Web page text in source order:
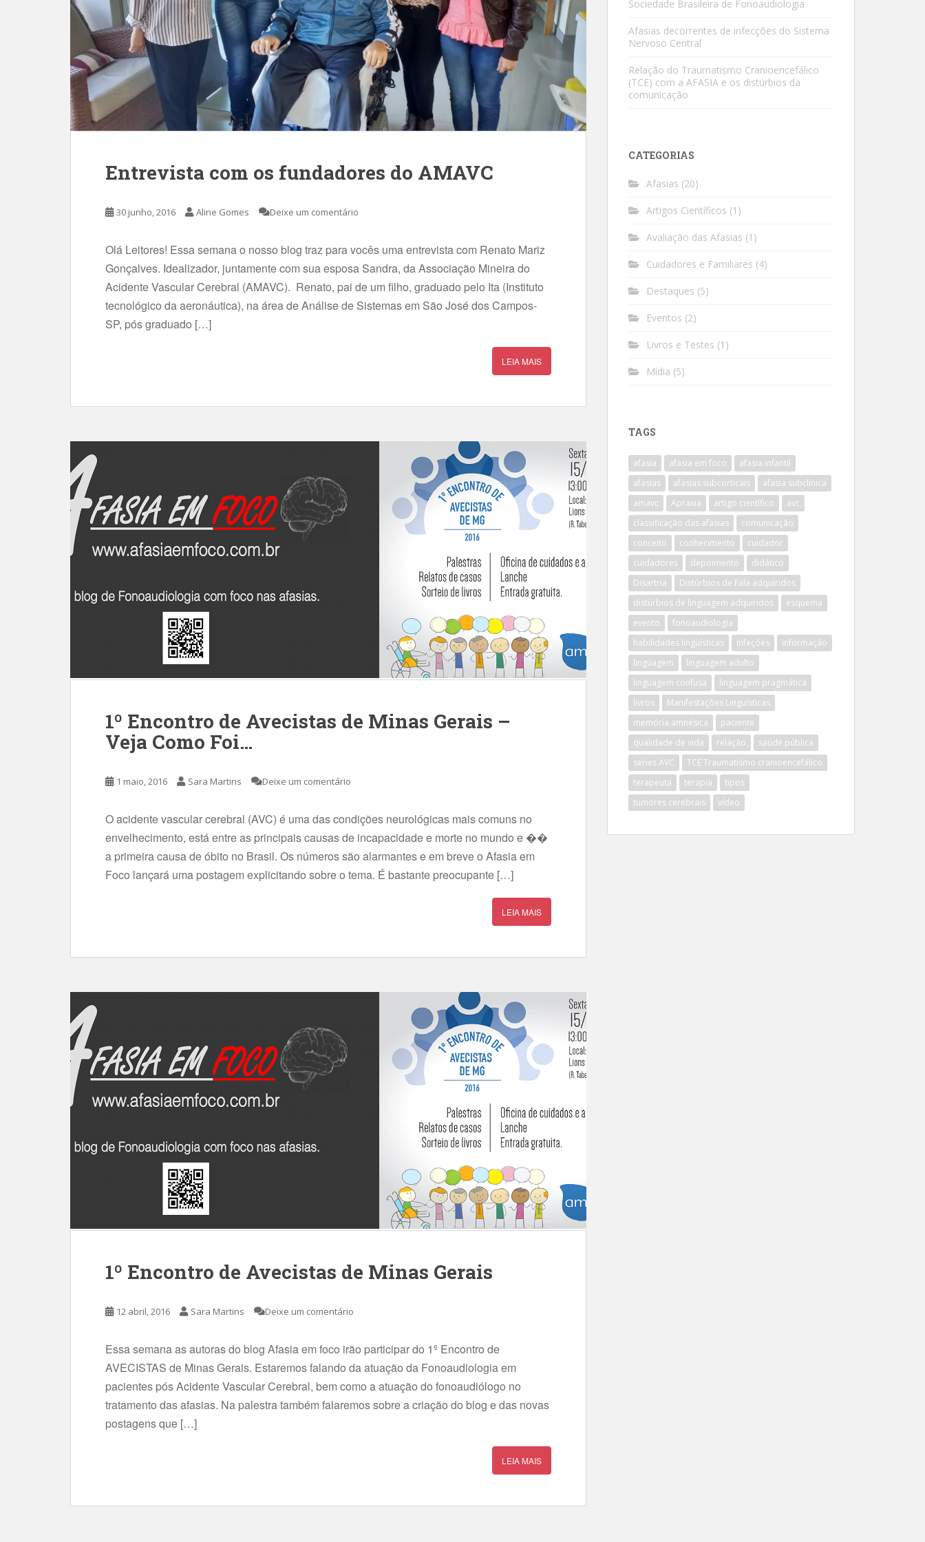
Entrevista com os fundadores do AMAVC
30 junho, 2016 Aline Gomes Deixe um comentário
Olá Leitores! Essa semana o nosso blog traz para vocês uma entrevista com Renato Mariz
Gonçalves. Idealizador, juntamente com sua esposa Sandra, da Associação Mineira do
Acidente Vascular Cerebral (AMAVC). Renato, pai de um filho, graduado pelo Ita (Instituto
tecnológico da aeronáutica), na área de Análise de Sistemas em São José dos Campos-
SP, pós graduado […]
LEIA MAIS
1º Encontro de Avecistas de Minas Gerais –
Veja Como Foi…
1 maio, 2016 Sara Martins Deixe um comentário
O acidente vascular cerebral (AVC) é uma das condições neurológicas mais comuns no
envelhecimento, está entre as principais causas de incapacidade e morte no mundo e ��
a primeira causa de óbito no Brasil. Os números são alarmantes e em breve o Afasia em
Foco lançará uma postagem explicitando sobre o tema. É bastante preocupante […]
LEIA MAIS
1º Encontro de Avecistas de Minas Gerais
12 abril, 2016 Sara Martins Deixe um comentário
Essa semana as autoras do blog Afasia em foco irão participar do 1º Encontro de
AVECISTAS de Minas Gerais. Estaremos falando da atuação da Fonoaudiologia em
pacientes pós Acidente Vascular Cerebral, bem como a atuação do fonoaudiólogo no
tratamento das afasias. Na palestra também falaremos sobre a criação do blog e das novas
postagens que […]
LEIA MAIS
Sociedade Brasileira de Fonoaudiologia
Afasias decorrentes de infecções do Sistema
Nervoso Central
Relação do Traumatismo Cranioencefálico
(TCE) com a AFASIA e os distúrbios da
comunicação
CATEGORIAS
Afasias (20)
Artigos Científicos (1)
Avaliação das Afasias (1)
Cuidadores e Familiares (4)
Destaques (5)
Eventos (2)
Livros e Testes (1)
Mídia (5)
TAGS
afasia afasia em foco
afasia infantil
afasias
afasias subcorticais
afasia subclínica
amavc
Apraxia artigo científico
avc
classificação das afasias
comunicação
conceito
conhecimento
cuidador
cuidadores
depoimento
didático
Disartria
Distúrbios de Fala adquiridos
distúrbios de linguagem adquiridos
esquema
evento
fonoaudiologia
habilidades linguísticas
infeções
informação
linguagem
linguagem adulto
linguagem confusa
linguagem pragmática
livros
Manifestações Linguísticas
memória amnésica
paciente
qualidade de vida
relação
saúde pública
series AVC
TCE Traumatismo cranioencefálico
terapeuta
terapia
tipos
tumores cerebrais
vídeo